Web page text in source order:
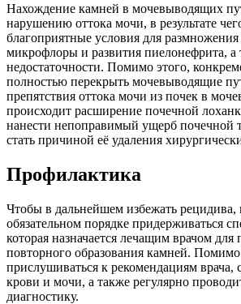
Нахождение камней в мочевыводящих
нарушению оттока мочи, в результате
благоприятные условия для
микрофлоры и развития пиелонефрита, а
недостаточности. Помимо этого,
полностью перекрыть мочевыводящие
препятствия оттока мочи из почек в
происходит расширение почечной
нанести непоправимый ущерб почечной
стать причиной её удаления
Профилактика
Чтобы в дальнейшем избежать рецидива,
обязательном порядке придерживаться
которая назначается лечащим врачом
повторного образования камней.
прислушиваться к рекомендациям врача,
крови и мочи, а также регулярно
диагностику.